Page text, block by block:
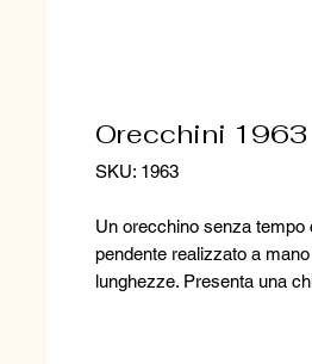
Orecchini
SKU: 1963
Un orecchino senza
pendente realizzato a
lunghezze. Presenta una